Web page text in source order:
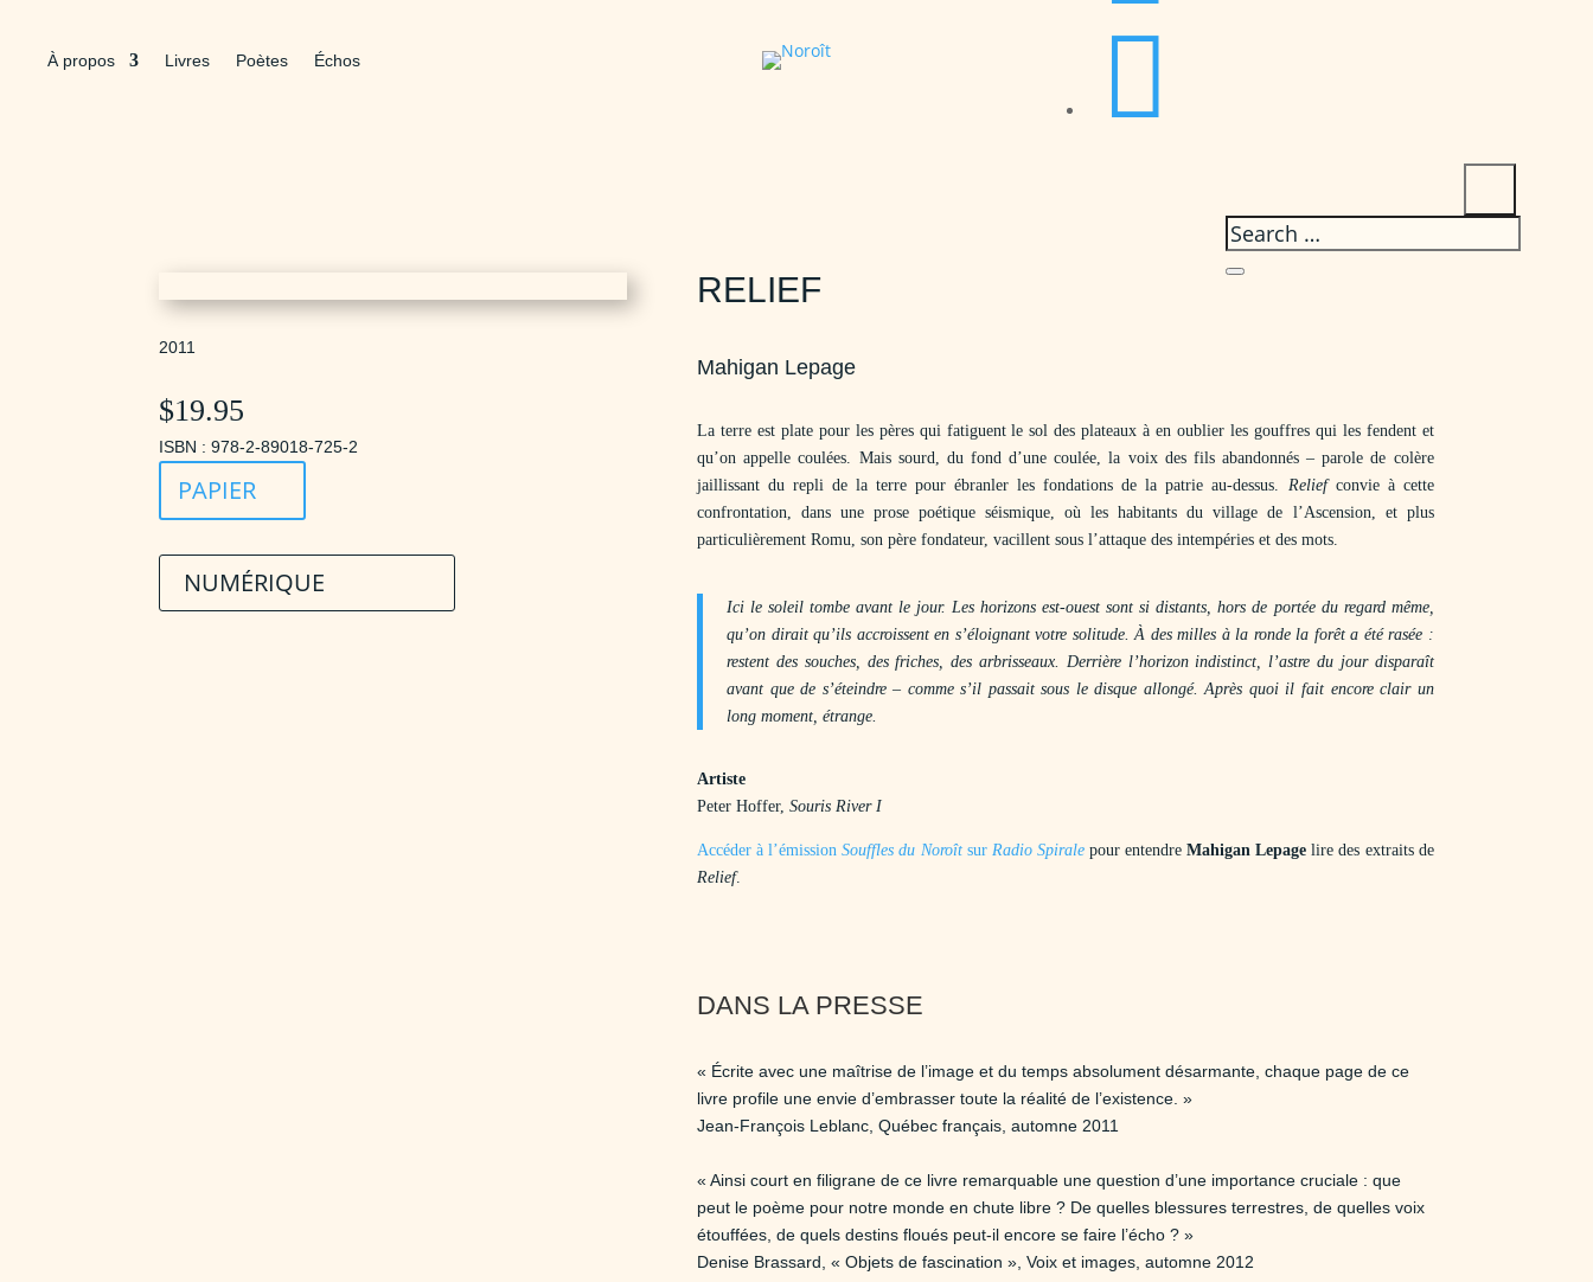
À propos Livres Poètes Échos

2011
$19.95
ISBN : 978-2-89018-725-2
PAPIER
NUMÉRIQUE
RELIEF
Mahigan Lepage
La terre est plate pour les pères qui fatiguent le sol des plateaux à en oublier les gouffres qui les fendent et
qu’on appelle coulées. Mais sourd, du fond d’une coulée, la voix des fils abandonnés – parole de colère
jaillissant du repli de la terre pour ébranler les fondations de la patrie au-dessus. Reliefconvie à cette
confrontation, dans une prose poétique séismique, où les habitants du village de l’Ascension, et plus
particulièrement Romu, son père fondateur, vacillent sous l’attaque des intempéries et des mots.
Ici le soleil tombe avant le jour. Les horizons est-ouest sont si distants, hors de portée du regard même,
qu’on dirait qu’ils accroissent en s’éloignant votre solitude. À des milles à la ronde la forêt a été rasée :
restent des souches, des friches, des arbrisseaux. Derrière l’horizon indistinct, l’astre du jour disparaît
avant que de s’éteindre – comme s’il passait sous le disque allongé. Après quoi il fait encore clair un
long moment, étrange.
Artiste
Peter Hoffer,Souris River I
Accéder à l’émission Souffles du Noroîtsur Radio Spiralepour entendreMahigan Lepage lire des extraits de
Relief.
DANS LA PRESSE
« Écrite avec une maîtrise de l’image et du temps absolument désarmante, chaque page de ce
livre profile une envie d’embrasser toute la réalité de l’existence. »
Jean-François Leblanc, Québec français, automne 2011
« Ainsi court en filigrane de ce livre remarquable une question d’une importance cruciale : que
peut le poème pour notre monde en chute libre ? De quelles blessures terrestres, de quelles voix
étouffées, de quels destins floués peut-il encore se faire l’écho ? »
Denise Brassard, « Objets de fascination », Voix et images, automne 2012